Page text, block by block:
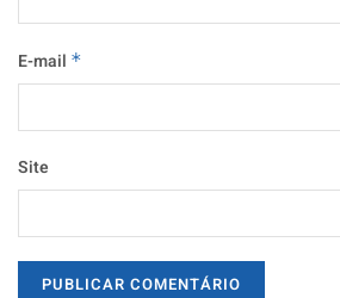
E-mail *
Site